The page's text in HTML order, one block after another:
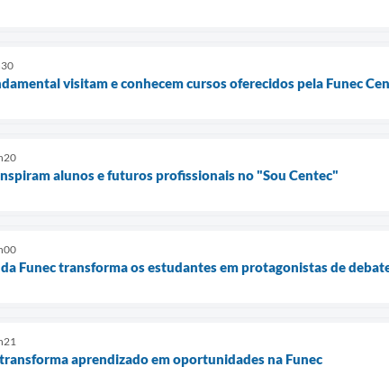
visitam e conhecem cursos oferecidos pela Funec
alunos e futuros profissionais no "Sou Centec"
Funec transforma os estudantes em protagonistas de
aprendizado em oportunidades na Funec